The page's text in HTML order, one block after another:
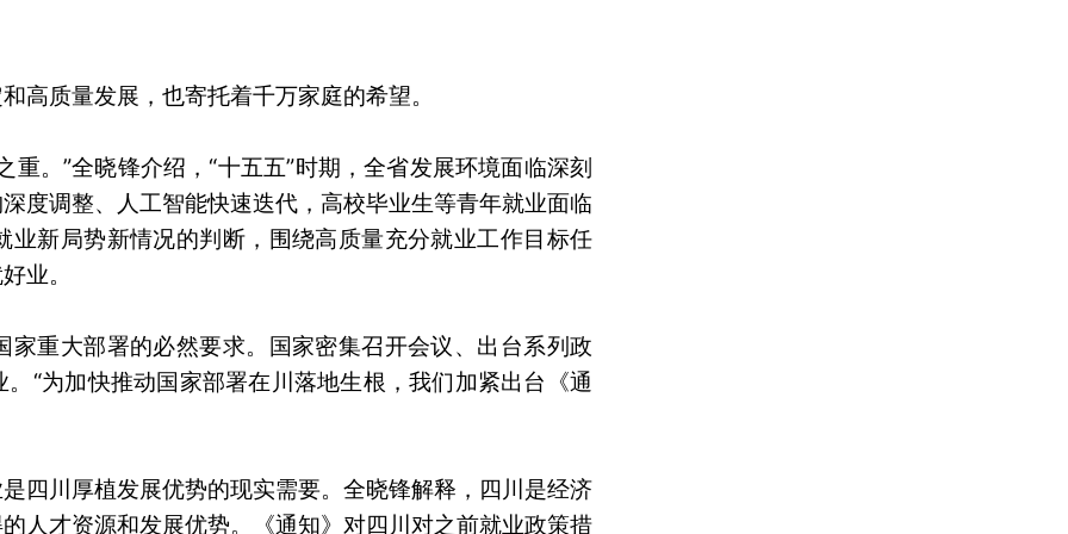
高质量发展，也寄托着千万家庭的希望。
。”全晓锋介绍，“十五五”时期，全省发展环境面临深刻
度调整、人工智能快速迭代，高校毕业生等青年就业面临
新局势新情况的判断，围绕高质量充分就业工作目标任
业。
重大部署的必然要求。国家密集召开会议、出台系列政
“为加快推动国家部署在川落地生根，我们加紧出台《通
四川厚植发展优势的现实需要。全晓锋解释，四川是经济
人才资源和发展优势。《通知》对四川对之前就业政策措